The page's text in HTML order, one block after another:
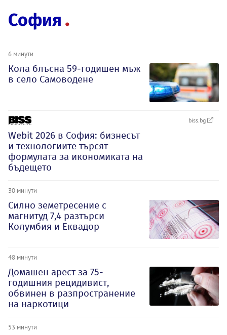
София
6 минути
Кола блъсна 59-годишен мъж
в село Самоводене
biss.bg
Webit 2026 в София: бизнесът
и технологиите търсят
формулата за икономиката на
бъдещето
30 минути
Силно земетресение с
магнитуд 7,4 разтърси
Колумбия и Еквадор
48 минути
Домашен арест за 75-
годишния рецидивист,
обвинен в разпространение
на наркотици
53 минути